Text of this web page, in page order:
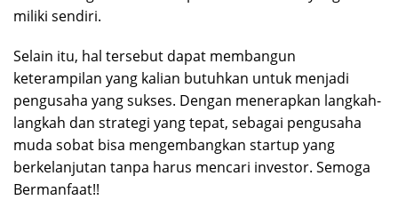
miliki sendiri.
Selain itu, hal tersebut dapat membangun
keterampilan yang kalian butuhkan untuk menjadi
pengusaha yang sukses. Dengan menerapkan langkah-
langkah dan strategi yang tepat, sebagai pengusaha
muda sobat bisa mengembangkan startup yang
berkelanjutan tanpa harus mencari investor. Semoga
Bermanfaat!!